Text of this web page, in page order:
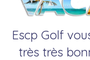
Escp Golf
très très